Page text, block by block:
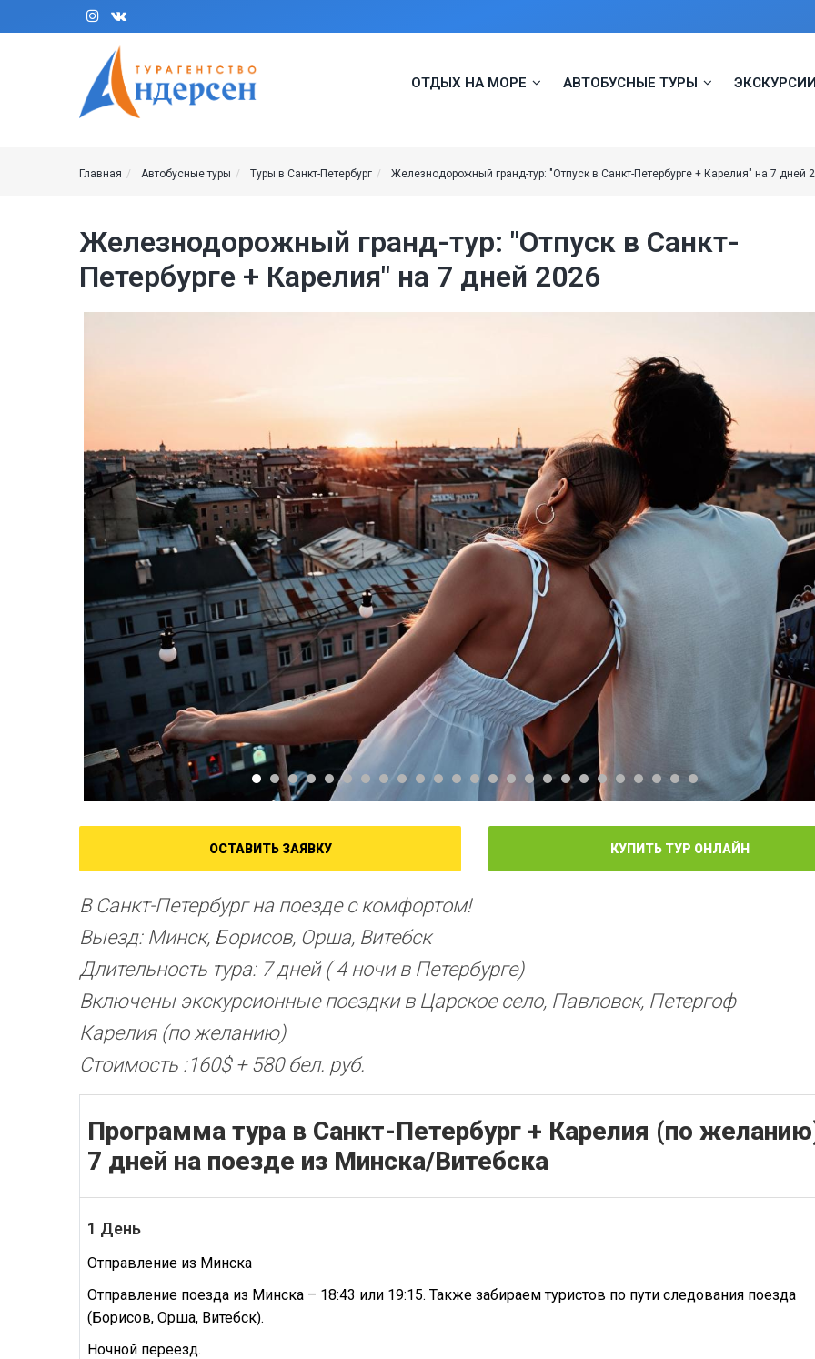
Перейти к основному содержанию
ОТДЫХ НА МОРЕ АВТОБУСНЫЕ ТУРЫ
Главная Автобусные туры Туры в Санкт-Петербург Железнодорожный гранд-тур: "Отпуск в Санкт-Петербурге + Карелия" на 7 дней
Железнодорожный гранд-тур: "Отпуск в Санкт-
Петербурге + Карелия" на 7 дней 2026
ОСТАВИТЬ ЗАЯВКУ КУПИТЬ ТУР ОНЛАЙН
В Санкт-Петербург на поезде с комфортом!
Выезд: Минск, Борисов, Орша, Витебск
Длительность тура: 7 дней ( 4 ночи в Петербурге)
Включены экскурсионные поездки в Царское село, Павловск, Петергоф
Карелия (по желанию)
Стоимость :160$ + 580 бел. руб.
Программа тура в Санкт-Петербург + Карелия (по
7 дней на поезде из Минска/Витебска
1 День
Отправление из Минска
Отправление поезда из Минска – 18:43 или 19:15. Также забираем туристов по пути следования поезда
(Борисов, Орша, Витебск).
Ночной переезд.